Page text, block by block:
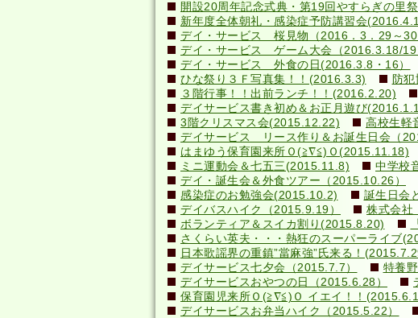
開設20周年記念式典・第19回やすらぎの里
新年度全体朝礼・感染症予防講習会
デイ・サービス 桜見物（2016．3．29～30
デイ・サービス ゲーム大会（2016.3.18/19
デイ・サービス 外食の日(2016.3.8・16）
ひな祭り３Ｆ写真集！！(2016.3.3)
防
３階行事！！出前ランチ！！(2016.2.20)
デイサービス書き初め＆お正月遊び
3階クリスマス会(2015.12.22)
高校生軽
デイサービス リース作り＆お誕生日会（
はまゆう保育園来所Ｏ(≧∇≦)Ｏ(2015.11.18)
ミニ運動会＆七五三(2015.11.8)
中学校
デイ・誕生会＆外食ツアー（2015.10.26）
感染症のお勉強会(2015.10.2)
誕生日会
デイバスハイク（2015.9.19）
株式会社
ボランティア＆スイカ割り(2015.8.20)
さくらい英夫・・・熱狂のスーパーライブ
日本歌謡界の重鎮”當麻強”氏来る！
デイサービス七夕会（2015.7.7）
特養
デイサービスおやつの日（2015.6.28）
保育園児来所Ｏ(≧∇≦)Ｏ イエイ！！
デイサービスお弁当ハイク（2015.5.22）